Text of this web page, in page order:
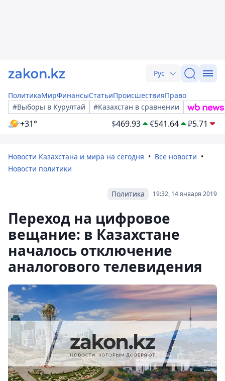
Рус
ПолитикаМирФинансыСтатьиПроисшествияПраво
#Выборы в Курултай
#Казахстан в сравнении
+31° $469.93 €541.64 ₽5.71
Новости Казахстана и мира на сегодня
Все новости
Новости политики
19:32, 14 января 2019
Политика
Переход на цифровое
вещание: в Казахстане
началось отключение
аналогового телевидения